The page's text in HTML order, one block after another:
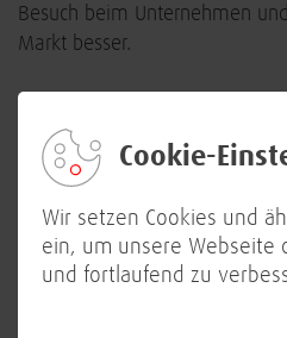
Cookie-
Wir setzen Cookies und
ein, um unsere Webseite
und fortlaufend zu
Besuch beim Unternehmen
Markt besser.
Da saß wirklich der
uns Fragen gestellt,
Unterstützung seinem
will.“